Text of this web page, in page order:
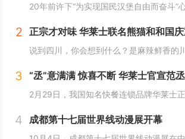
2
3 “丞”意满满 惊喜不断 华莱士官宣范
4 成都第十七届世界线动漫展开幕